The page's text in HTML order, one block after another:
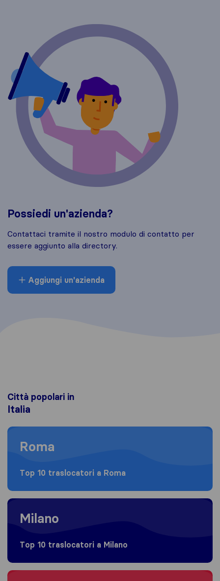
Possiedi un'azienda?
Contattaci tramite il nostro modulo di contatto per
essere aggiunto alla directory.
Aggiungi un'azienda
Città popolari in
Italia
Moving to Roma
Roma
Top 10 traslocatori a Roma
Moving to Milano
Milano
Top 10 traslocatori a Milano
Moving to Torino